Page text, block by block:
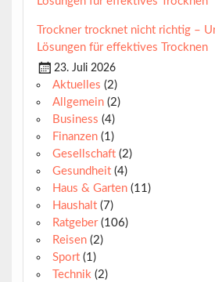
Trockner trocknet nicht richtig –
Lösungen für effektives Trocknen
23. Juli 2026
Aktuelles (2)
Allgemein(2)
Business (4)
Finanzen(1)
Gesellschaft(2)
Gesundheit(4)
Haus & Garten(11)
Haushalt(7)
Ratgeber(106)
Reisen(2)
Sport(1)
Technik(2)